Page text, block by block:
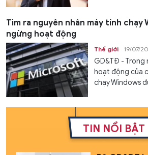
Tìm ra nguyên nhân máy tính chạy
ngừng hoạt động
Thế giới 19/07/
GD&TĐ - Trong
hoạt động của
chạy Windows
TIN NỔI BẬT